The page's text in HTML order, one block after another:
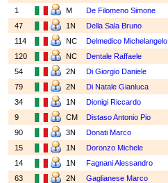
1
M De Filomeno Simone
47
1N Della Sala Bruno
114
NC Delmedico Michelangelo
120
NC Dentale Raffaele
54
2N Di Giorgio Daniele
79
2N Di Natale Gianluca
34
1N Dionigi Riccardo
9
CM Distaso Antonio Pio
90
3N Donati Marco
15
1N Doronzo Michele
14
1N Fagnani Alessandro
63
2N Gaglianese Marco